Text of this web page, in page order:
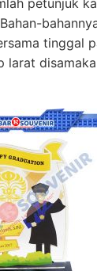
petunjuk
tinggal
larat